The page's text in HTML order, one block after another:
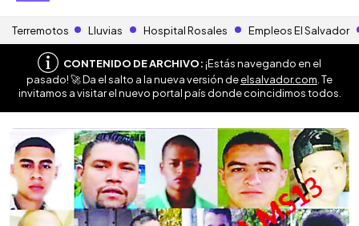
Terremotos Lluvias Hospital Rosales Empleos El Salvador
CONTENIDO DE ARCHIVO:¡Estás navegando en el
pasado! 🚀 Da el salto a la nueva versión deelsalvador.com . Te
invitamos a visitar el nuevo portal país donde coincidimos todos.